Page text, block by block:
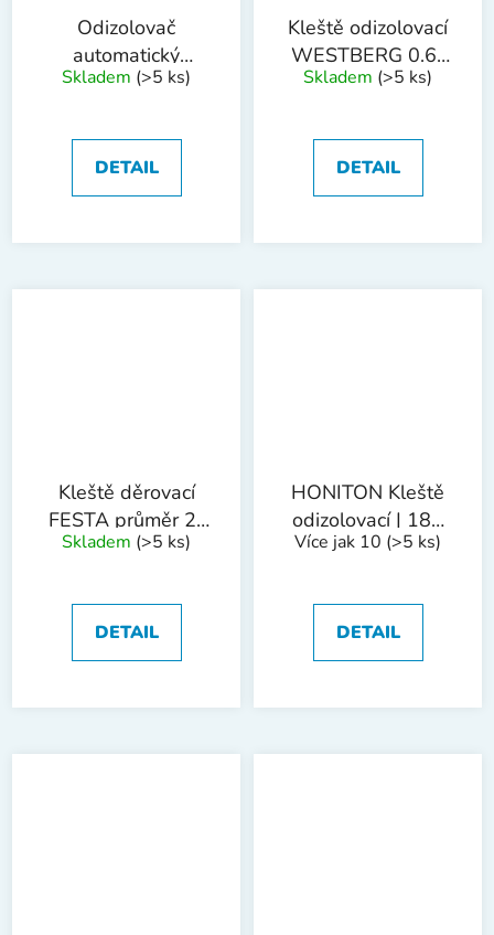
Odizolovač
automatický
WESTBERG 0.75-
Skladem (>5 ks)
DETAIL
Kleště odizolovací
WESTBERG 0.6-
2.6mm
Skladem (>5 ks)
DETAIL
Kleště děrovací
FESTA průměr 2-
4.5mm
Skladem (>5 ks)
DETAIL
HONITON Kleště
odizolovací | 180
mm
Více jak 10 (>5 ks)
DETAIL